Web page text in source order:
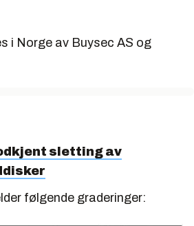
i Norge av Buysec AS og
sletting av
følgende graderinger: